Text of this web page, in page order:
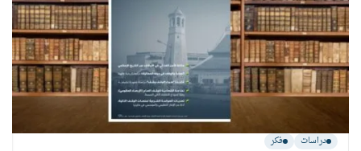
ﷺ، وبيان أنواعها وأغراضها، ومدى الاستفادة منها.
دراسات فكر